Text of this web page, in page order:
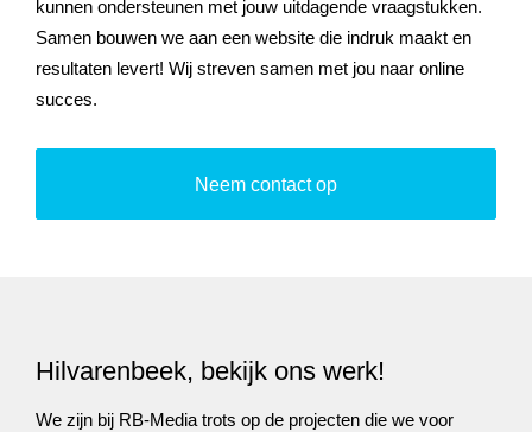
kunnen ondersteunen met jouw uitdagende vraagstukken.
Samen bouwen we aan een website die indruk maakt en
resultaten levert! Wij streven samen met jou naar online
succes.
Neem contact op
Hilvarenbeek, bekijk ons werk!
We zijn bij RB-Media trots op de projecten die we voor